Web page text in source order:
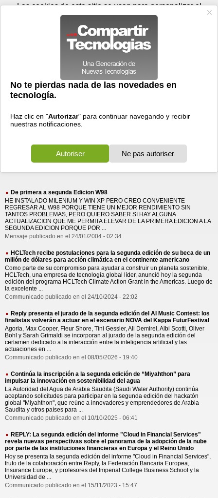
Prensa Videos
> segunda edicion
segunda edicion
381 resultados Ordenar por fecha-Ordenar por pertinencia
De primera a segunda Edicion W98
HE INSTALADO MILENIUM Y WIN XP PERO CREO CONVENIENTE
REGRESAR AL W98 PORQUE TIENE UN MEJOR RENDIMIENTO SIN
TANTOS PROBLEMAS, PERO QUIERO SABER SI HAY ALGUNA
ACTUALIZACION QUE ME PERMITA ELEVAR DE LA PRIMERA EDICION A LA
SEGUNDA EDICION PORQUE POR ...
Mensaje publicado en el 24/01/2004 - 02:34
HCLTech recibe postulaciones para la segunda edición de su beca de un
millón de dólares para acción climática en el continente americano
Como parte de su compromiso para ayudar a construir un planeta sostenible,
HCLTech, una empresa de tecnología global líder, anunció hoy la segunda
edición del programa HCLTech Climate Action Grant in the Americas. Luego de
la excelente ...
Communicado publicado en el 24/10/2024 - 22:02
Reply presenta el jurado de la segunda edición del AI Music Contest: los
finalistas volverán a actuar en el escenario NOVA del Kappa FuturFestival
Agoria, Max Cooper, Fleur Shore, Tini Gessler, Ali Demirel, Albi Scotti, Oliver
Bohl y Sarah Grimaldi se incorporan al jurado de la segunda edición del
certamen dedicado a la interacción entre la inteligencia artificial y las
actuaciones en ...
Communicado publicado en el 08/05/2026 - 19:40
Continúa la inscripción a la segunda edición de “Miyahthon” para
impulsar la innovación en sostenibilidad del agua
La Autoridad del Agua de Arabia Saudita (Saudi Water Authority) continúa
aceptando solicitudes para participar en la segunda edición del hackatón
global "Miyahthon", que reúne a innovadores y emprendedores de Arabia
Saudita y otros países para ...
Communicado publicado en el 10/10/2025 - 06:41
REPLY: La segunda edición del informe "Cloud in Financial Services"
revela nuevas perspectivas sobre el panorama de la adopción de la nube
por parte de las instituciones financieras en Europa y el Reino Unido
Hoy se presenta la segunda edición del informe "Cloud in Financial Services",
fruto de la colaboración entre Reply, la Federación Bancaria Europea,
Insurance Europe, y profesores del Imperial College Business School y la
Universidad de ...
Communicado publicado en el 15/11/2023 - 15:47
Jueves 06 de agosto - 10:34 Registrar Conectar
Las cookies de este sitio se usan para personalizar el
contenido y los anuncios, para ofrecer funciones de medios
sociales y para analizar el tráfico. Además, compartimos
información sobre el uso que haga del sitio web con nuestros
partners de medios sociales, de publicidad y de análisis
web.
OK